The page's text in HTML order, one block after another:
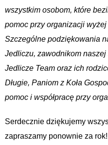
wszystkim osobom, które
pomoc przy organizacji
Szczególne podziękowania
Jedliczu, zawodnikom
Jedlicze Team oraz ich
Długie, Paniom z Koła
pomoc i współpracę przy
Serdecznie dziękujemy
zapraszamy ponownie za rok!